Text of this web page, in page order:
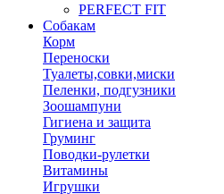
PERFECT FIT
Собакам
Корм
Переноски
Туалеты,совки,миски
Пеленки, подгузники
Зоошампуни
Гигиена и защита
Груминг
Поводки-рулетки
Витамины
Игрушки